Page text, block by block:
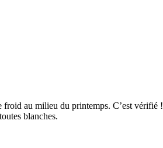
froid au milieu du printemps. C’est vérifié !
blanches.